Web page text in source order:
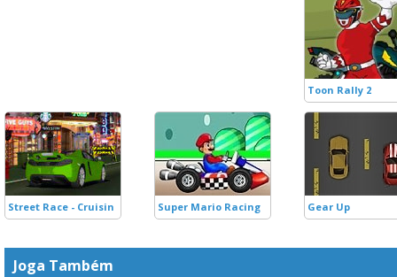
Toon Rally 2
Street Race - Cruisin Super Mario Racing Gear Up
Joga Também